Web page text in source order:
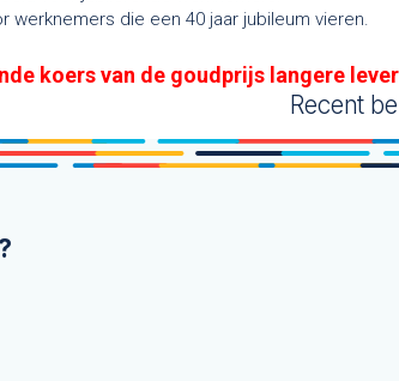
werknemers die een 40 jaar jubileum vieren.
koers van de goudprijs langere
Recent